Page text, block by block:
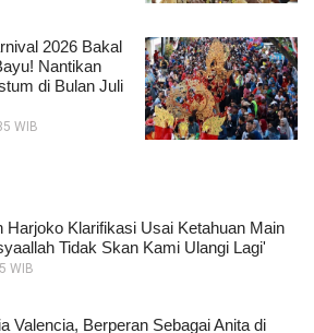
2026 Bakal
Nantikan
di Bulan Juli
WIB
Klarifikasi Usai Ketahuan Main
Tidak Skan Kami Ulangi Lagi'
WIB
Valencia, Berperan Sebagai Anita di